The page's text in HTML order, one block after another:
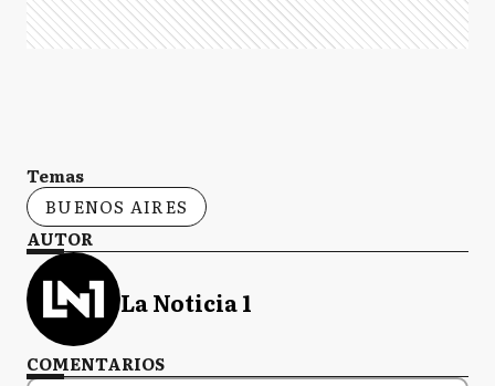
Temas
BUENOS AIRES
AUTOR
La Noticia 1
COMENTARIOS